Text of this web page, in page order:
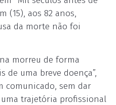
(15), aos 82 anos,
da morte não foi
morreu de forma
de uma breve doença”,
comunicado, sem dar
trajetória profissional